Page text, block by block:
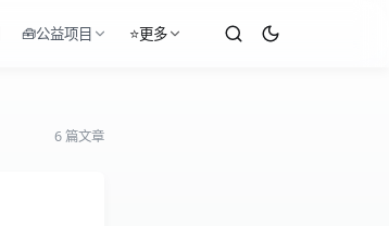
🧰公益项目 ⭐更多
6 篇文章